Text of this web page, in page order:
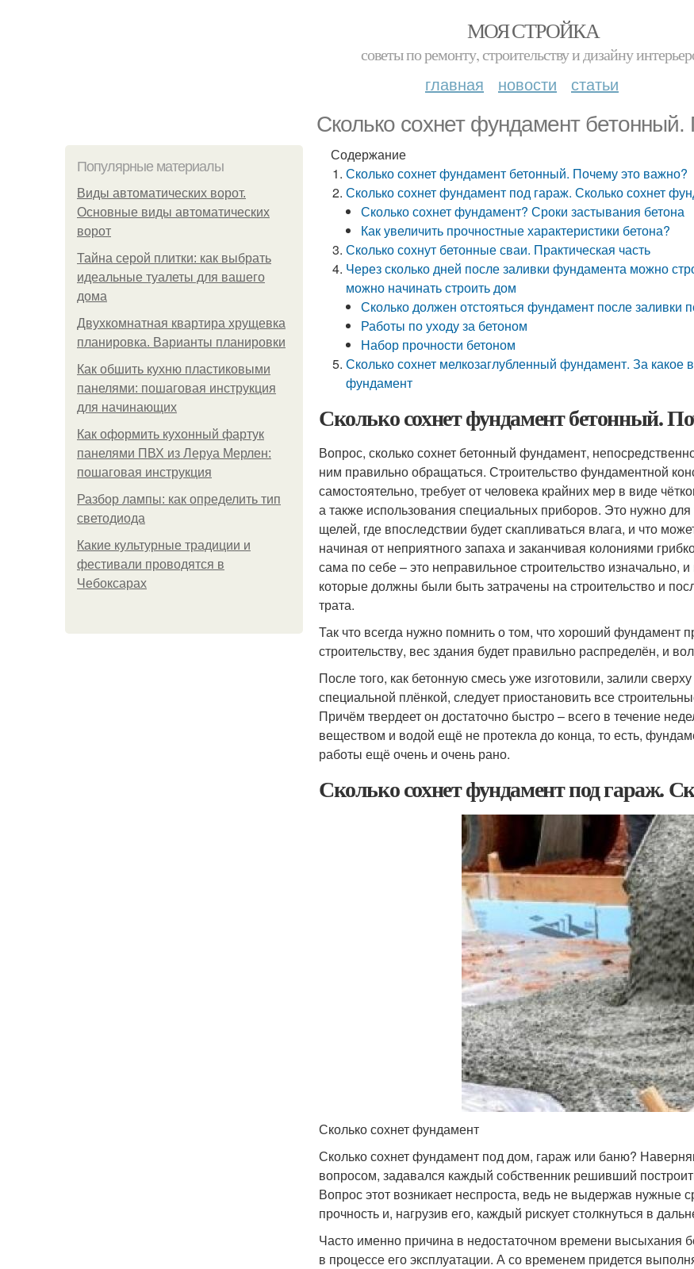
МОЯ СТРОЙКА
советы по ремонту, строительству и дизайну
главная новости статьи
Сколько сохнет фундамент
Популярные материалы
Виды автоматических ворот.
Основные виды автоматических
ворот
Тайна серой плитки: как выбрать
идеальные туалеты для вашего
дома
Двухкомнатная квартира хрущевка
планировка. Варианты планировки
Как обшить кухню пластиковыми
панелями: пошаговая инструкция
для начинающих
Как оформить кухонный фартук
панелями ПВХ из Леруа Мерлен:
пошаговая инструкция
Разбор лампы: как определить тип
светодиода
Какие культурные традиции и
фестивали проводятся в
Чебоксарах
Содержание
Сколько сохнет фундамент бетонный. Почему это важно?
Сколько сохнет фундамент под гараж. Сколько сохнет
Сколько сохнет фундамент? Сроки застывания бетона
Как увеличить прочностные характеристики бетона?
Сколько сохнут бетонные сваи. Практическая часть
Через сколько дней после заливки фундамента можно
можно начинать строить дом
Сколько должен отстояться фундамент после заливки
Работы по уходу за бетоном
Набор прочности бетоном
Сколько сохнет мелкозаглубленный фундамент. За какое
фундамент
Сколько сохнет фундамент бетонный.
Вопрос, сколько сохнет бетонный фундамент,
ним правильно обращаться. Строительство фундаментной
самостоятельно, требует от человека крайних мер в виде
а также использования специальных приборов. Это нужно для
щелей, где впоследствии будет скапливаться влага, и что
начиная от неприятного запаха и заканчивая колониями
сама по себе – это неправильное строительство изначально,
которые должны были быть затрачены на строительство и
трата.
Так что всегда нужно помнить о том, что хороший фундамент
строительству, вес здания будет правильно распределён, и
После того, как бетонную смесь уже изготовили, залили
специальной плёнкой, следует приостановить все
Причём твердеет он достаточно быстро – всего в течение
веществом и водой ещё не протекла до конца, то есть,
работы ещё очень и очень рано.
Сколько сохнет фундамент под гараж.
Сколько сохнет фундамент
Сколько сохнет фундамент под дом, гараж или баню?
вопросом, задавался каждый собственник решивший
Вопрос этот возникает неспроста, ведь не выдержав нужные
прочность и, нагрузив его, каждый рискует столкнуться в
Часто именно причина в недостаточном времени высыхания
в процессе его эксплуатации. А со временем придется